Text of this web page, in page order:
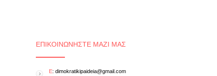
ΕΠΙΚΟΙΝΩΝΉΣΤΕ ΜΑΖΊ ΜΑΣ
E: dimokratikipaideia@gmail.com